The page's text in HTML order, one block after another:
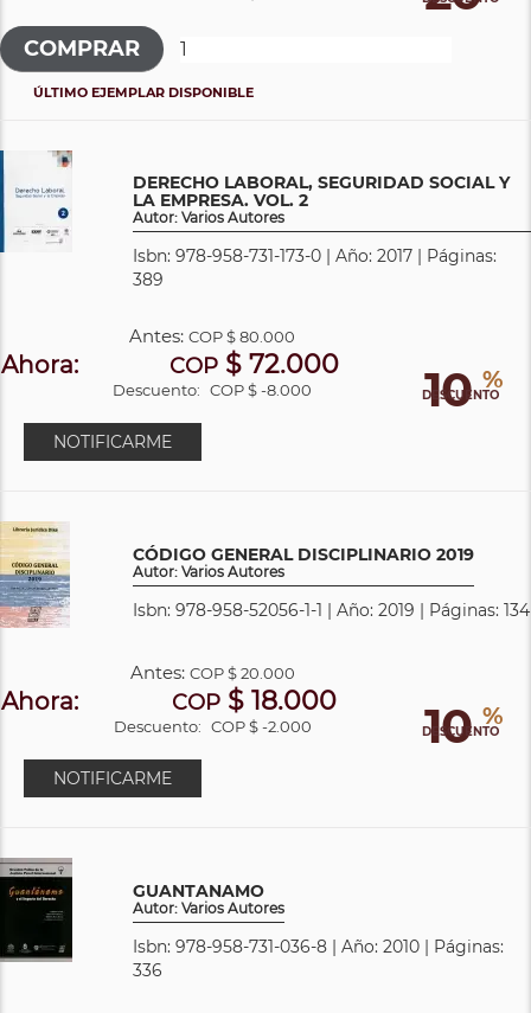
ÚLTIMO EJEMPLAR DISPONIBLE
DERECHO LABORAL, SEGURIDAD SOCIAL Y
LA EMPRESA. VOL. 2
Autor: Varios Autores
Isbn: 978-958-731-173-0 | Año: 2017 | Páginas:
389
10 %
DESCUENTO
Antes:COP$ 80.000
Ahora: COP$ 72.000
Descuento: COP $ -8.000
NOTIFICARME
CÓDIGO GENERAL DISCIPLINARIO 2019
Autor: Varios Autores
Isbn: 978-958-52056-1-1 | Año: 2019 | Páginas: 134
10 %
DESCUENTO
Antes: COP$ 20.000
Ahora: COP$ 18.000
Descuento: COP $ -2.000
NOTIFICARME
GUANTANAMO
Autor: Varios Autores
Isbn: 978-958-731-036-8 | Año: 2010 | Páginas:
336